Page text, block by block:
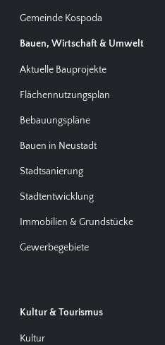
Gemeinde Kospoda
Bauen, Wirtschaft & Umwelt
Aktuelle Bauprojekte
Flächennutzungsplan
Bebauungspläne
Bauen in Neustadt
Stadtsanierung
Stadtentwicklung
Immobilien & Grundstücke
Gewerbegebiete
Kultur & Tourismus
Kultur